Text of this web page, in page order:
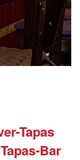
Tapas
Bar